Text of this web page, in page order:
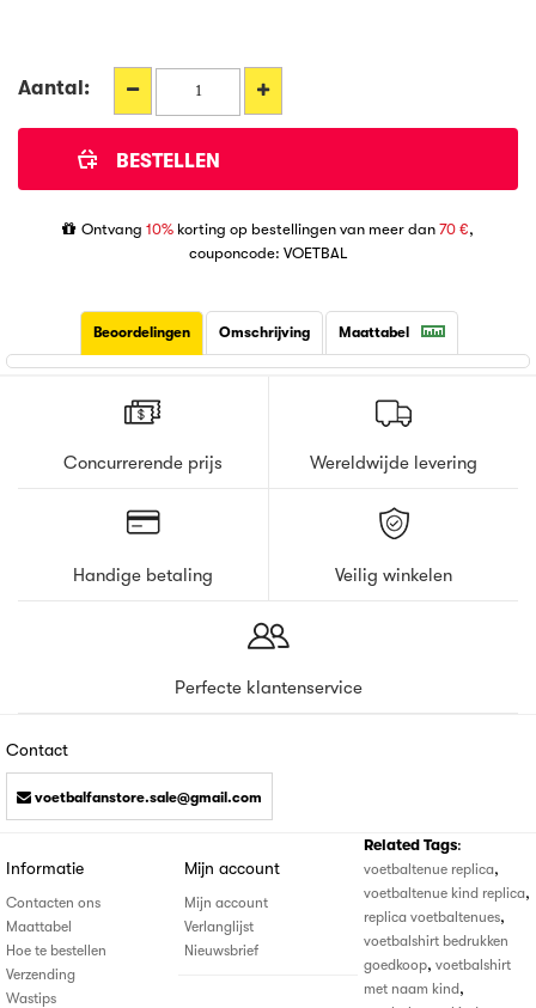
Aantal:
Ontvang 10% korting op bestellingen van meer dan 70 €,
couponcode: VOETBAL
Beoordelingen Omschrijving Maattabel
Concurrerende prijs Wereldwijde levering
Handige betaling Veilig winkelen
Perfecte klantenservice
Contact
voetbalfanstore.sale@gmail.com
Informatie
Contacten ons
Maattabel
Hoe te bestellen
Verzending
Wastips
Mijn account
Mijn account
Verlanglijst
Nieuwsbrief
Related Tags:
voetbaltenue replica,
voetbaltenue kind replica,
replica voetbaltenues,
voetbalshirt bedrukken
goedkoop, voetbalshirt
met naam kind,